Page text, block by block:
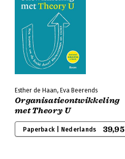
Esther de Haan, Eva Beerends
Organisatieontwikkeling
met Theory U
Paperback | Nederlands 39,95